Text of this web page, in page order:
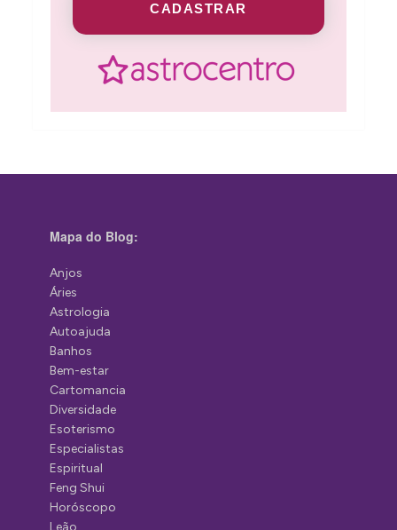
CADASTRAR
Mapa do Blog:
Anjos
Áries
Astrologia
Autoajuda
Banhos
Bem-estar
Cartomancia
Diversidade
Esoterismo
Especialistas
Espiritual
Feng Shui
Horóscopo
Leão